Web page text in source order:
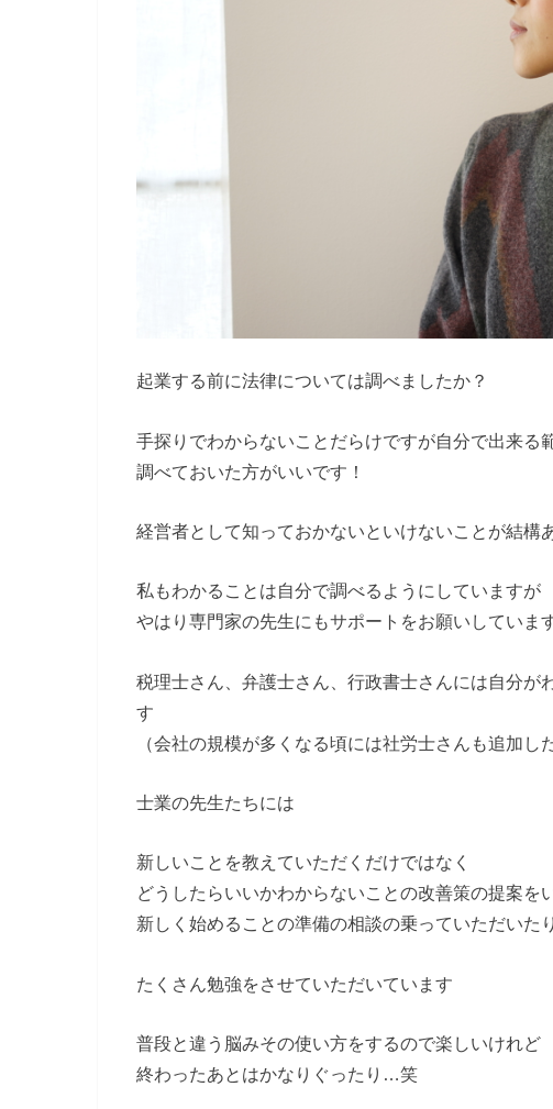
起業する前に法律については調べましたか？
手探りでわからないことだらけですが自分で出来る
調べておいた方がいいです！
経営者として知っておかないといけないことが結構
私もわかることは自分で調べるようにしていますが
やはり専門家の先生にもサポートをお願いしていま
税理士さん、弁護士さん、行政書士さんには自分が
す
（会社の規模が多くなる頃には社労士さんも追加し
士業の先生たちには
新しいことを教えていただくだけではなく
どうしたらいいかわからないことの改善策の提案を
新しく始めることの準備の相談の乗っていただいた
たくさん勉強をさせていただいています
普段と違う脳みその使い方をするので楽しいけれど
終わったあとはかなりぐったり…笑